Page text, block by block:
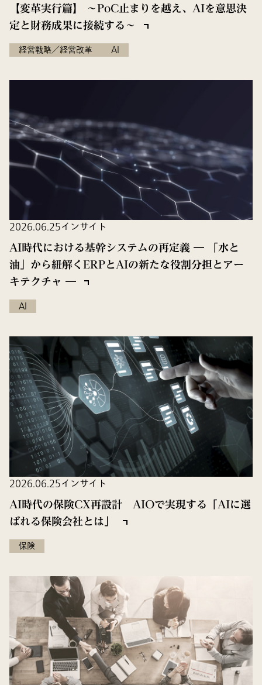
【変革実行篇】 ～PoC止まりを越え、AIを意思決
定と財務成果に接続する～
経営戦略／経営改革 AI
2026.06.25インサイト
AI時代における基幹システムの再定義 ― 「水と
油」から紐解くERPとAIの新たな役割分担とアー
キテクチャ ―
AI
2026.06.25インサイト
AI時代の保険CX再設計 AIOで実現する「AIに選
ばれる保険会社とは」
保険